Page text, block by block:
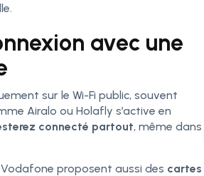
avec une
sur le Wi-Fi public, souvent
Airalo ou Holafly s’active en
connecté partout, même dans
proposent aussi des cartes